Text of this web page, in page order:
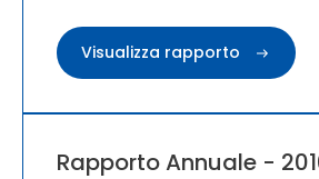
Visualizza rapporto
Rapporto Annuale -